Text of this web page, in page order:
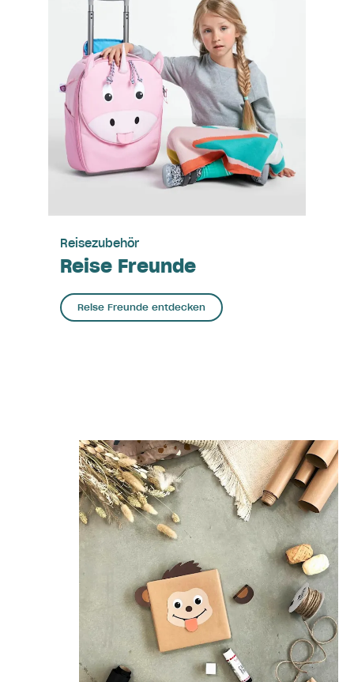
Reisezubehör
Reise Freunde
Reise Freunde entdecken